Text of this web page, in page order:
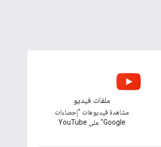
ملفات فيديو
مشاهدة فيديوهات "إحصاءات
Google" على YouTube